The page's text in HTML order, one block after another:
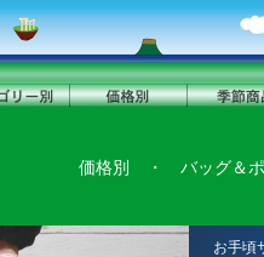
価格別 ・ バッグ＆
お手頃